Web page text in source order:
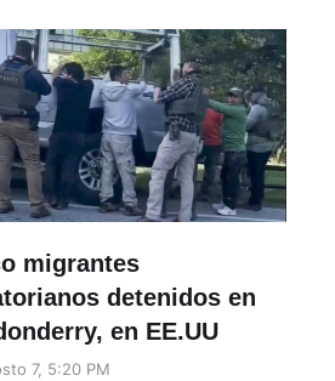
migrantes
detenidos en
en EE.UU
7, 5:20 PM